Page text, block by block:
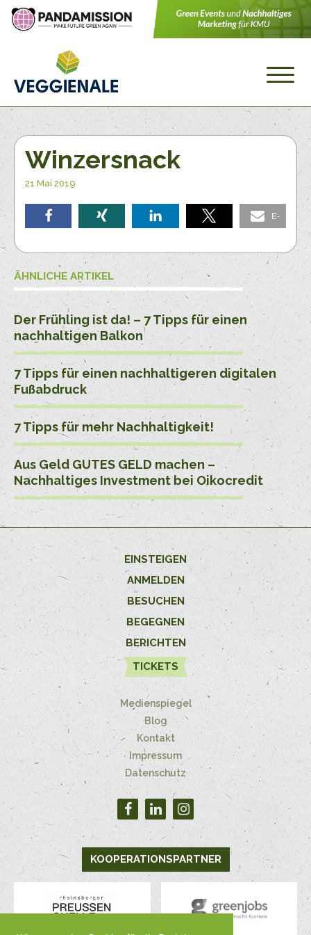
Winzersnack
21 Mai 2019
E-
ÄHNLICHE ARTIKEL
Der Frühling ist da! – 7 Tipps für einen
nachhaltigen Balkon
7 Tipps für einen nachhaltigeren digitalen
Fußabdruck
7 Tipps für mehr Nachhaltigkeit!
Aus Geld GUTES GELD machen –
Nachhaltiges Investment bei Oikocredit
EINSTEIGEN
ANMELDEN
BESUCHEN
BEGEGNEN
BERICHTEN
TICKETS
Medienspiegel
Blog
Kontakt
Impressum
Datenschutz
KOOPERATIONSPARTNER